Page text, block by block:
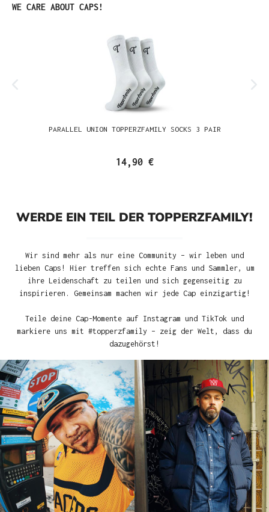
Produktgalerie überspringen
WE CARE ABOUT CAPS!
PARALLEL UNION TOPPERZFAMILY SOCKS 3 PAIR
14,90 €
WERDE EIN TEIL DER TOPPERZFAMILY!
Wir sind mehr als nur eine Community – wir leben und
lieben Caps! Hier treffen sich echte Fans und Sammler, um
ihre Leidenschaft zu teilen und sich gegenseitig zu
inspirieren. Gemeinsam machen wir jede Cap einzigartig!
Teile deine Cap-Momente auf Instagram und TikTok und
markiere uns mit #topperzfamily – zeig der Welt, dass du
dazugehörst!